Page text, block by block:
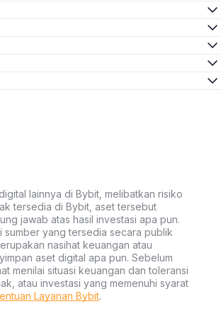
lainnya di Bybit, melibatkan risiko
tersedia di Bybit, aset tersebut
jawab atas hasil investasi apa pun.
sumber yang tersedia secara publik
nasihat keuangan atau
aset digital apa pun. Sebelum
menilai situasi keuangan dan toleransi
atau investasi yang memenuhi syarat
Layanan Bybit.